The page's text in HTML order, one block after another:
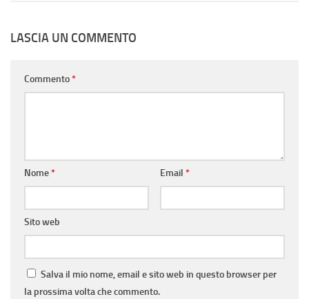
LASCIA UN COMMENTO
Commento*
Nome* Email *
Sito web
Salva il mio nome, email e sito web in questo browser per
la prossima volta che commento.